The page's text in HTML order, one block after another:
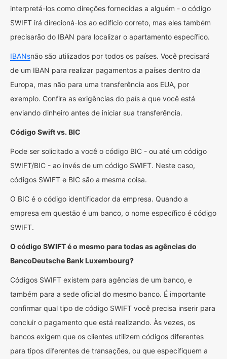
interpretá-los como direções fornecidas a alguém - o código
SWIFT irá direcioná-los ao edifício correto, mas eles também
precisarão do IBAN para localizar o apartamento específico.
IBANsnão são utilizados por todos os países. Você precisará
de um IBAN para realizar pagamentos a países dentro da
Europa, mas não para uma transferência aos EUA, por
exemplo. Confira as exigências do país a que você está
enviando dinheiro antes de iniciar sua transferência.
Código Swift vs. BIC
Pode ser solicitado a você o código BIC - ou até um código
SWIFT/BIC - ao invés de um código SWIFT. Neste caso,
códigos SWIFT e BIC são a mesma coisa.
O BIC é o código identificador da empresa. Quando a
empresa em questão é um banco, o nome específico é código
SWIFT.
O código SWIFT é o mesmo para todas as agências do
BancoDeutsche Bank Luxembourg?
Códigos SWIFT existem para agências de um banco, e
também para a sede oficial do mesmo banco. É importante
confirmar qual tipo de código SWIFT você precisa inserir para
concluir o pagamento que está realizando. Às vezes, os
bancos exigem que os clientes utilizem códigos diferentes
para tipos diferentes de transações, ou que especifiquem a